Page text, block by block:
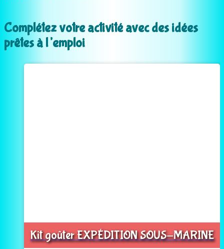
Complétez votre activité avec des idées
prêtes à l’emploi
Kit goûter EXPÉDITION SOUS-MARINE